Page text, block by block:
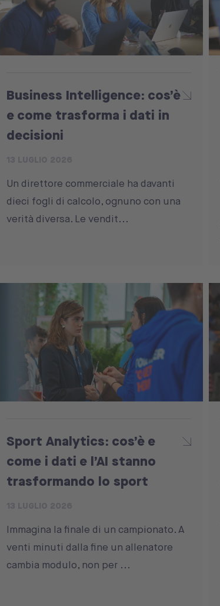
Business Intelligence: cos’è
e come trasforma i dati in
decisioni
Un direttore commerciale ha davanti
dieci fogli di calcolo, ognuno con una
verità diversa. Le vendit...
Sport Analytics: cos’è e
come i dati e l’AI stanno
trasformando lo sport
Immagina la finale di un campionato. A
venti minuti dalla fine un allenatore
cambia modulo, non per ...